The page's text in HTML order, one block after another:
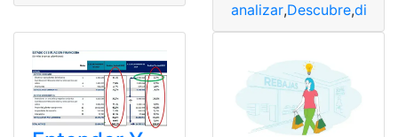
analizar,Descubre,discos